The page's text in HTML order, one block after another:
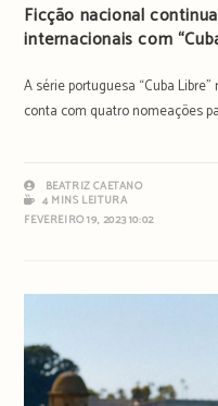
Ficção nacional
internacionais com
A série portuguesa “Cuba
conta com quatro nomeações
BEATRIZ CAETANO
4 MINS LEITURA
FEVEREIRO 19, 2023 10:02